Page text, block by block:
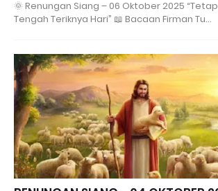
🌞 Renungan Siang – 06 Oktober 2025
Tengah Teriknya Hari” 📖 Bacaan Firman Tu…